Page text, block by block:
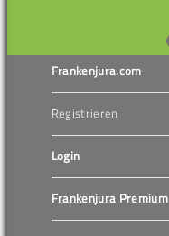
Frankenjura.com
Registrieren
Login
Frankenjura Premium